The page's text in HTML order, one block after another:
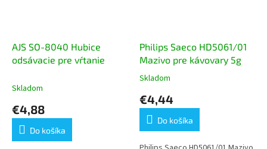
AJS SO-8040 Hubice
odsávacie pre vŕtanie
Skladom
€4,88
Do košíka
Philips Saeco HD5061/01
Mazivo pre kávovary 5g
Priemerné
produktu
4,5
Skladom
€4,44
Do košíka